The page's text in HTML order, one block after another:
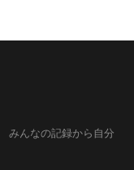
みんなの記録から自分